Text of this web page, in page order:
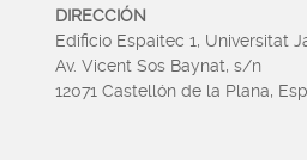
DIRECCIÓN
Edificio Espaitec 1, Universitat
Av. Vicent Sos Baynat, s/n
12071 Castellón de la Plana,